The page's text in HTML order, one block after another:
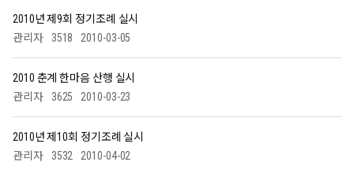
2010년 제9회 정기조례 실시
관리자
3518 2010-03-05
2010 춘계 한마음 산행 실시
관리자
3625 2010-03-23
2010년 제10회 정기조례 실시
관리자
3532 2010-04-02